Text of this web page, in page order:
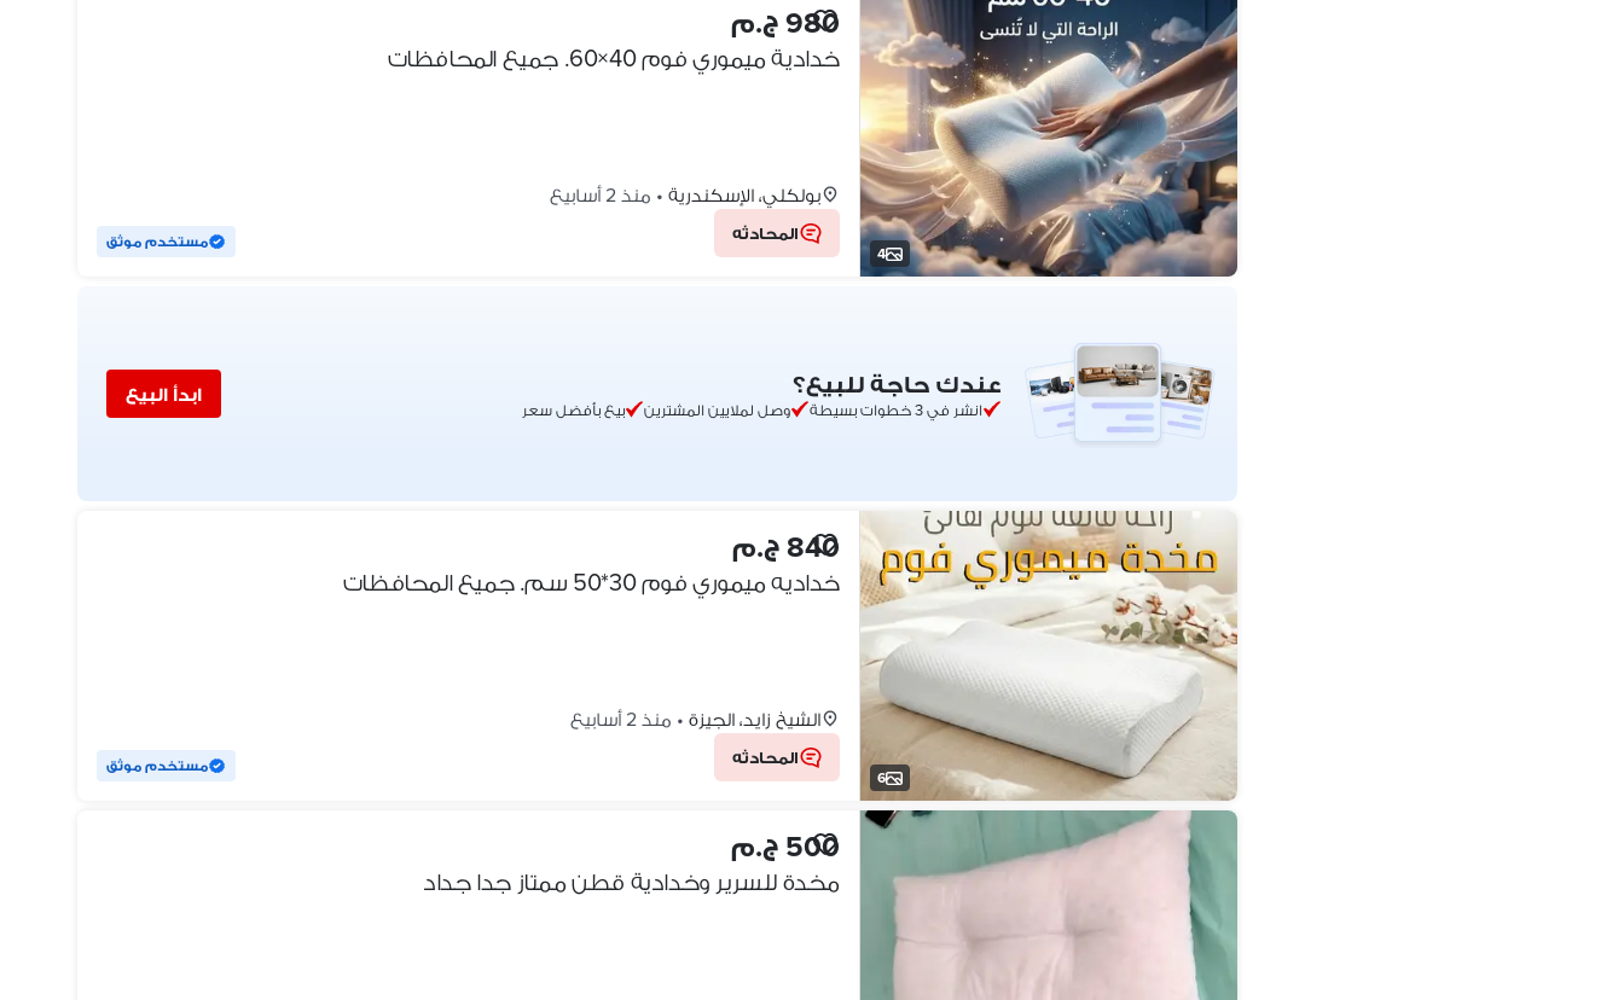
4
980 ج.م
خدادية ميموري فوم 40×60. جميع المحافظات
بولكلي، الإسكندرية • منذ 2 أسابيع
المحادثه مستخدم موثق
عندك حاجة للبيع؟
انشر في 3 خطوات بسيطة وصل لملايين المشترين بيع بأفضل سعر
ابدأ البيع
6
840 ج.م
خداديه ميموري فوم 30*50 سم. جميع المحافظات
الشيخ زايد، الجيزة • منذ 2 أسابيع
المحادثه مستخدم موثق
500 ج.م
مخدة للسرير وخدادية قطن ممتاز جدا جداد